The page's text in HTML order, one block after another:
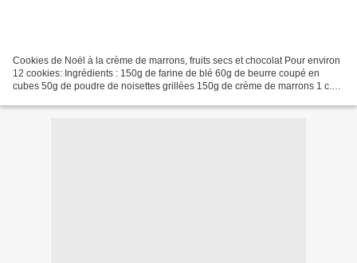
Cookies de Noël à la crème de marrons, fruits secs et chocolat Pour environ
12 cookies: Ingrédients : 150g de farine de blé 60g de beurre coupé en
cubes 50g de poudre de noisettes grillées 150g de crème de marrons 1 c.c.